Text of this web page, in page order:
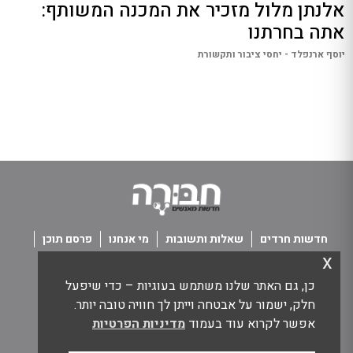
אלנתן מלול מזכיר את המכנה המשותף:
אתה בחרתנו
יוסף ארנפלד - יחסי ציבור ותקשורת
כן, גם האתר שלנו משתמש בעוגיות – כדי שיפעל
חלק, ישמור על אבטחה וייתן לך חוויה טובה יותר.
אפשר לקרוא עוד בעמוד מדיניות הפרטיות
x
חדשות חרדים שאלות ותשובות מי אנחנו
פרסם תוכן
כל הזכויות שמורות חבורה - חדשות מאנשים